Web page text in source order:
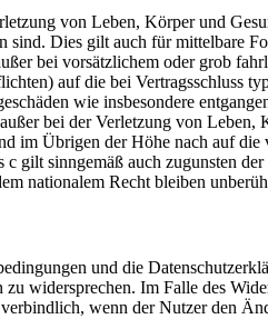
von Leben, Körper und
sind. Dies gilt auch für mittelbare
bei vorsätzlichem oder grob
auf die bei Vertragsschluss
wie insbesondere
bei der Verletzung von Leben,
im Übrigen der Höhe nach auf
gilt sinngemäß auch zugunsten
nationalem Recht bleiben
und die
widersprechen. Im Falle des
wenn der Nutzer den